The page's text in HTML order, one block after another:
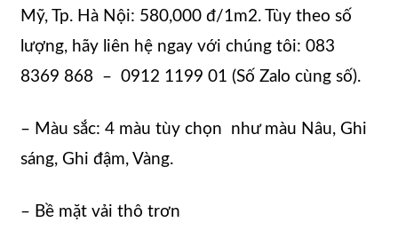
Mỹ, Tp. Hà Nội: 580,000 đ/1m2. Tùy theo số
lượng, hãy liên hệ ngay với chúng tôi: 083
8369 868 – 0912 1199 01 (Số Zalo cùng số).
– Màu sắc: 4 màu tùy chọn như màu Nâu, Ghi
sáng, Ghi đậm, Vàng.
– Bề mặt vải thô trơn